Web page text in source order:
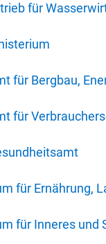
für
für Bergbau,
für
für Ernährung,
für Inneres und